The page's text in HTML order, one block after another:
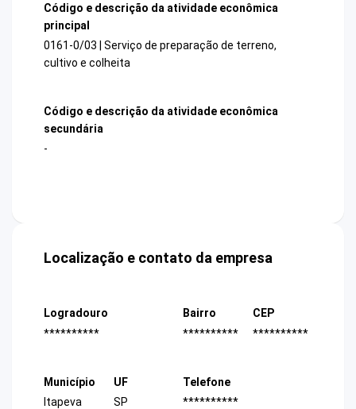
Código e descrição da atividade econômica
principal
0161-0/03 | Serviço de preparação de terreno,
cultivo e colheita
Código e descrição da atividade econômica
secundária
-
Localização e contato da empresa
Logradouro
**********
Bairro
**********
CEP
**********
Município
Itapeva
UF
SP
Telefone
**********